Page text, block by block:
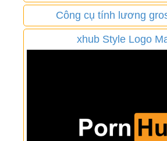
Công cụ tính lương
xhub Style Logo